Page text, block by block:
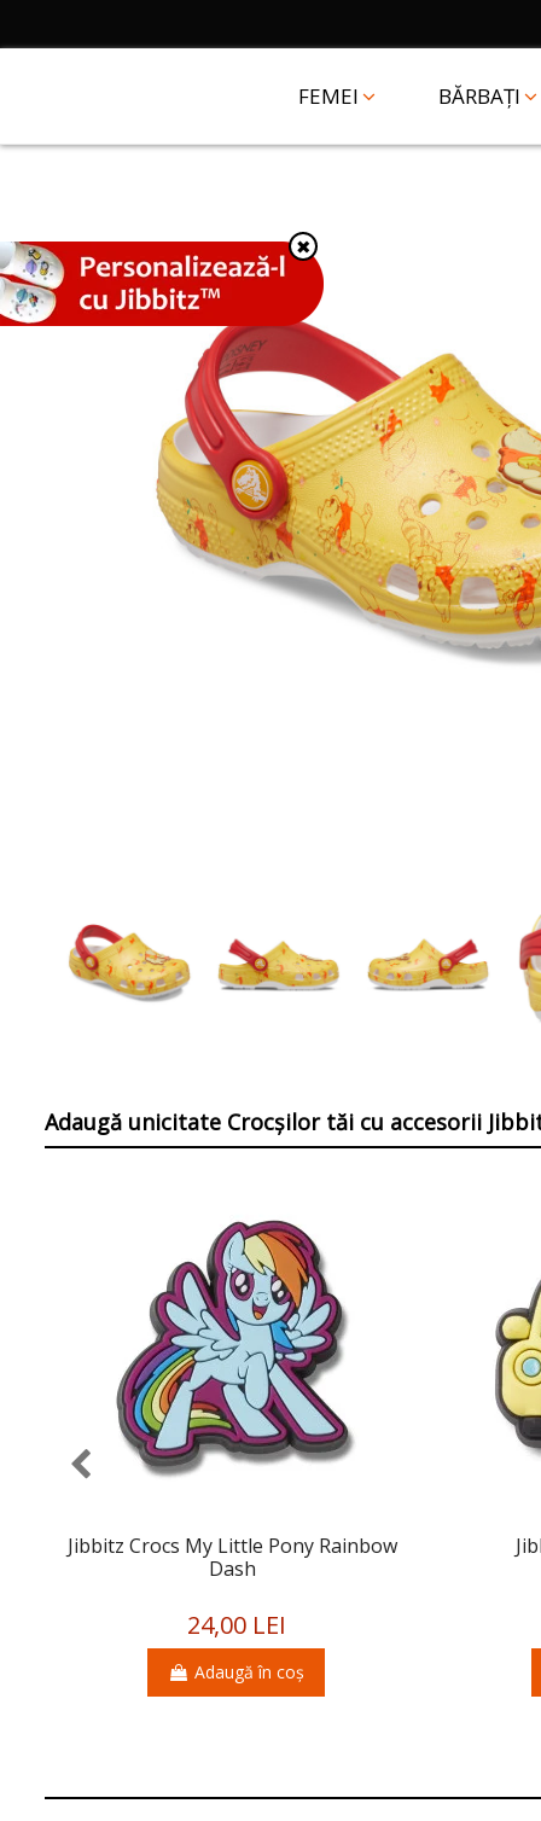
FEMEI BĂRBAȚI
✖
Adaugă unicitate Crocșilor tăi cu accesorii
Jibbitz Crocs My Little Pony Rainbow
Dash
24,00 LEI
Adaugă în coș